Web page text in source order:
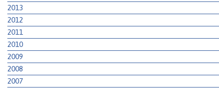
2013
2012
2011
2010
2009
2008
2007